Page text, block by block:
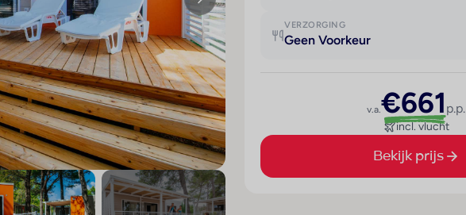
VERZORGING
Geen Voorkeur
v.a.€661 p.p.
incl. vlucht
Bekijk prijs